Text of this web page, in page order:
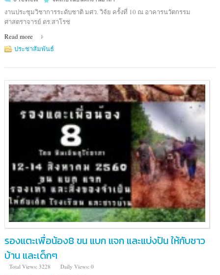
งานประชุมวิชาการระดับชาติ มศว. วิจัย ครั้งที่ 10 ณ อาคารนวัตกรรม
ศาสตราจารย์ ดร.สาโรช
Read more
ประชาสัมพันธ์
รองแตะเพื่อน้อง8 ขน แบก แจก และแบ่งปัน ให้กับชาว
บ้าน และเด็กๆ
Total Views: 3228
Daily Views: 0